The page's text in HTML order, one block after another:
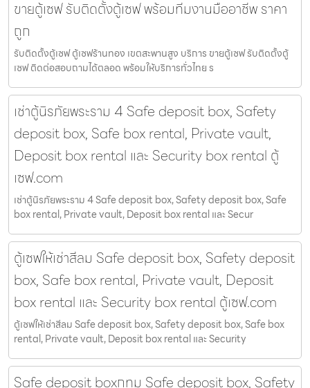
ขายตู้เซฟ รับติดตั้งตู้เซฟ พร้อมทีมงานมืออาชีพ ราคา
ถูก
รับติดตั้งตู้เซฟ ตู้เซฟร้านทอง เขตสะพานสูง บริการ ขายตู้เซฟ รับติดตั้งตู้
เซฟ ติดต่อสอบถามได้ตลอด พร้อมให้บริการทั่วไทย ร
เช่าตู้นิรภัยพระราม 4 Safe deposit box, Safety
deposit box, Safe box rental, Private vault,
Deposit box rental และ Security box rental ตู้
เซฟ.com
เช่าตู้นิรภัยพระราม 4 Safe deposit box, Safety deposit box, Safe
box rental, Private vault, Deposit box rental และ Secur
ตู้เซฟให้เช่าสีลม Safe deposit box, Safety deposit
box, Safe box rental, Private vault, Deposit
box rental และ Security box rental ตู้เซฟ.com
ตู้เซฟให้เช่าสีลม Safe deposit box, Safety deposit box, Safe box
rental, Private vault, Deposit box rental และ Security
Safe deposit boxกทม Safe deposit box, Safety